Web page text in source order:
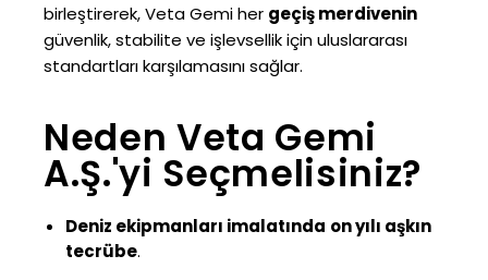
birleştirerek, Veta Gemi her geçiş merdivenin
güvenlik, stabilite ve işlevsellik için uluslararası
standartları karşılamasını sağlar.
Neden Veta Gemi
A.Ş.'yi Seçmelisiniz?
Deniz ekipmanları imalatında on yılı aşkın
tecrübe.